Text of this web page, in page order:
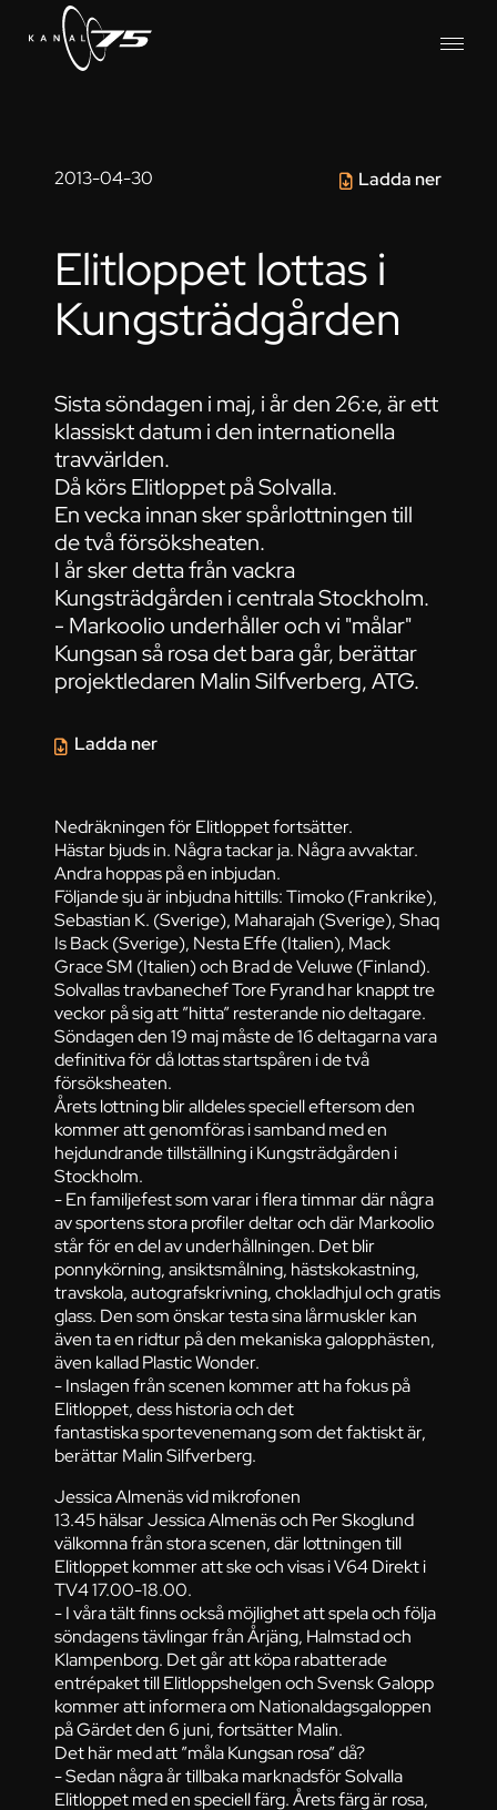
2013-04-30 Ladda ner
Elitloppet lottas i
Kungsträdgården
Sista söndagen i maj, i år den 26:e, är ett
klassiskt datum i den internationella
travvärlden.
Då körs Elitloppet på Solvalla.
En vecka innan sker spårlottningen till
de två försöksheaten.
I år sker detta från vackra
Kungsträdgården i centrala Stockholm.
- Markoolio underhåller och vi "målar"
Kungsan så rosa det bara går, berättar
projektledaren Malin Silfverberg, ATG.
Nedräkningen för Elitloppet fortsätter.
Hästar bjuds in. Några tackar ja. Några avvaktar.
Andra hoppas på en inbjudan.
Följande sju är inbjudna hittills: Timoko (Frankrike),
Sebastian K. (Sverige), Maharajah (Sverige), Shaq
Is Back (Sverige), Nesta Effe (Italien), Mack
Grace SM (Italien) och Brad de Veluwe (Finland).
Solvallas travbanechef Tore Fyrand har knappt tre
veckor på sig att ”hitta” resterande nio deltagare.
Söndagen den 19 maj måste de 16 deltagarna vara
definitiva för då lottas startspåren i de två
försöksheaten.
Årets lottning blir alldeles speciell eftersom den
kommer att genomföras i samband med en
hejdundrande tillställning i Kungsträdgården i
Stockholm.
- En familjefest som varar i flera timmar där några
av sportens stora profiler deltar och där Markoolio
står för en del av underhållningen. Det blir
ponnykörning, ansiktsmålning, hästskokastning,
travskola, autografskrivning, chokladhjul och gratis
glass. Den som önskar testa sina lårmuskler kan
även ta en ridtur på den mekaniska galopphästen,
även kallad Plastic Wonder.
- Inslagen från scenen kommer att ha fokus på
Elitloppet, dess historia och det
fantastiska sportevenemang som det faktiskt är,
berättar Malin Silfverberg.
Jessica Almenäs vid mikrofonen
13.45 hälsar Jessica Almenäs och Per Skoglund
välkomna från stora scenen, där lottningen till
Elitloppet kommer att ske och visas i V64 Direkt i
TV4 17.00-18.00.
- I våra tält finns också möjlighet att spela och följa
söndagens tävlingar från Årjäng, Halmstad och
Klampenborg. Det går att köpa rabatterade
entrépaket till Elitloppshelgen och Svensk Galopp
kommer att informera om Nationaldagsgaloppen
på Gärdet den 6 juni, fortsätter Malin.
Det här med att ”måla Kungsan rosa” då?
- Sedan några år tillbaka marknadsför Solvalla
Elitloppet med en speciell färg. Årets färg är rosa,
Ladda ner